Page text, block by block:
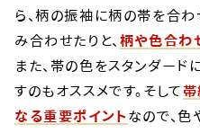
ら、柄の振袖に柄の帯を合わ
み合わせたりと、 柄や色合わ
また、帯の色をスタンダード
すのもオススメです。そして帯
なる重要ポイントなので、